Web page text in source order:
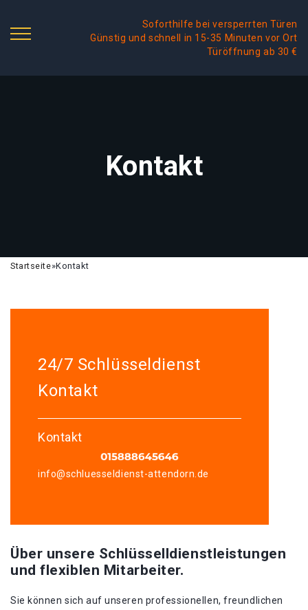
Soforthilfe bei versperrten Türen
Günstig und schnell in 15-35 Minuten vor Ort
Türöffnung ab 30 €
Kontakt
Startseite»Kontakt
24/7 Schlüsseldienst
Kontakt
Kontakt
info@schluesseldienst-attendorn.de
Über unsere Schlüsselldienstleistungen
und flexiblen Mitarbeiter.
Sie können sich auf unseren professionellen, freundlichen